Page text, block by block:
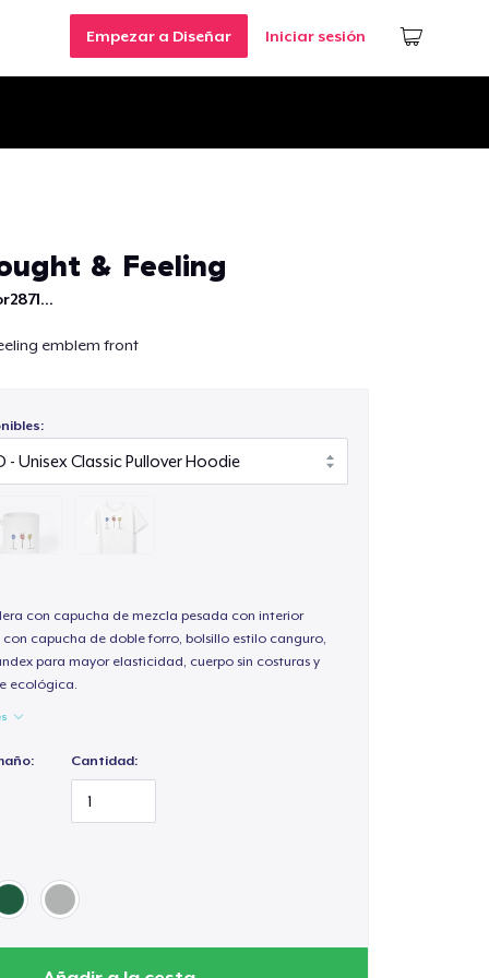
Empezar a Diseñar Iniciar sesión
& Feeling
emblem front
con capucha de mezcla pesada con interior
capucha de doble forro, bolsillo estilo canguro,
para mayor elasticidad, cuerpo sin costuras y
ecológica.
Cantidad: